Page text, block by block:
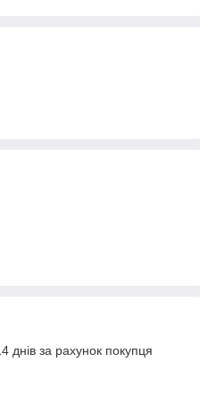
днів за рахунок покупця